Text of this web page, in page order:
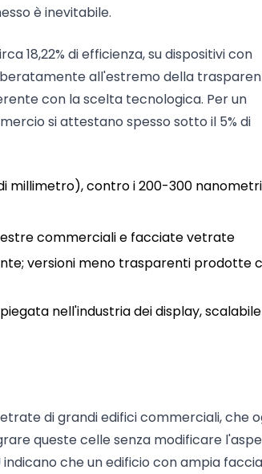
è inevitabile.
18,22% di efficienza, su dispositivi con
all'estremo della
con la scelta tecnologica. Per un
si attestano spesso sotto il 5% di
millimetro), contro i 200-300
commerciali e facciate vetrate
versioni meno trasparenti prodotte
nell'industria dei display, scalabile
di grandi edifici commerciali, che
queste celle senza modificare
che un edificio con ampia